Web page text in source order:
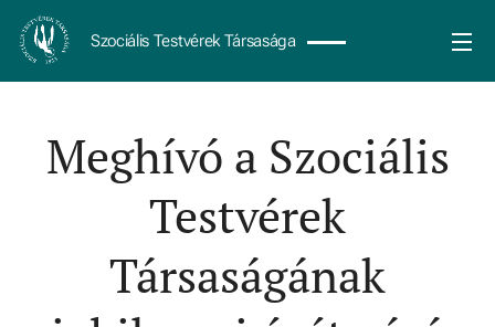
Szociális Testvérek Társasága
Meghívó a Szociális
Testvérek
Társaságának